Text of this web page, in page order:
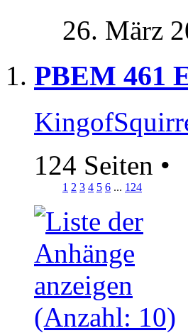
26. März
PBEM 461
124 Seiten •
1 2 3 4 5 6 ... 124